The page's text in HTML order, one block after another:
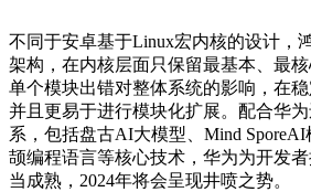
不同于安卓基于Linux宏内核的设计，
架构，在内核层面只保留最基本、最
单个模块出错对整体系统的影响，在稳
并且更易于进行模块化扩展。配合华
系，包括盘古AI大模型、Mind
颉编程语言等核心技术，华为为开发
当成熟，2024年将会呈现井喷之势。